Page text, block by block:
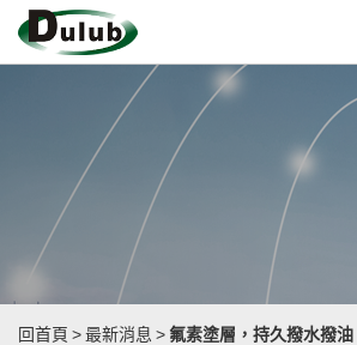
回首頁 >最新消息 > 氟素塗層，持久撥水撥油